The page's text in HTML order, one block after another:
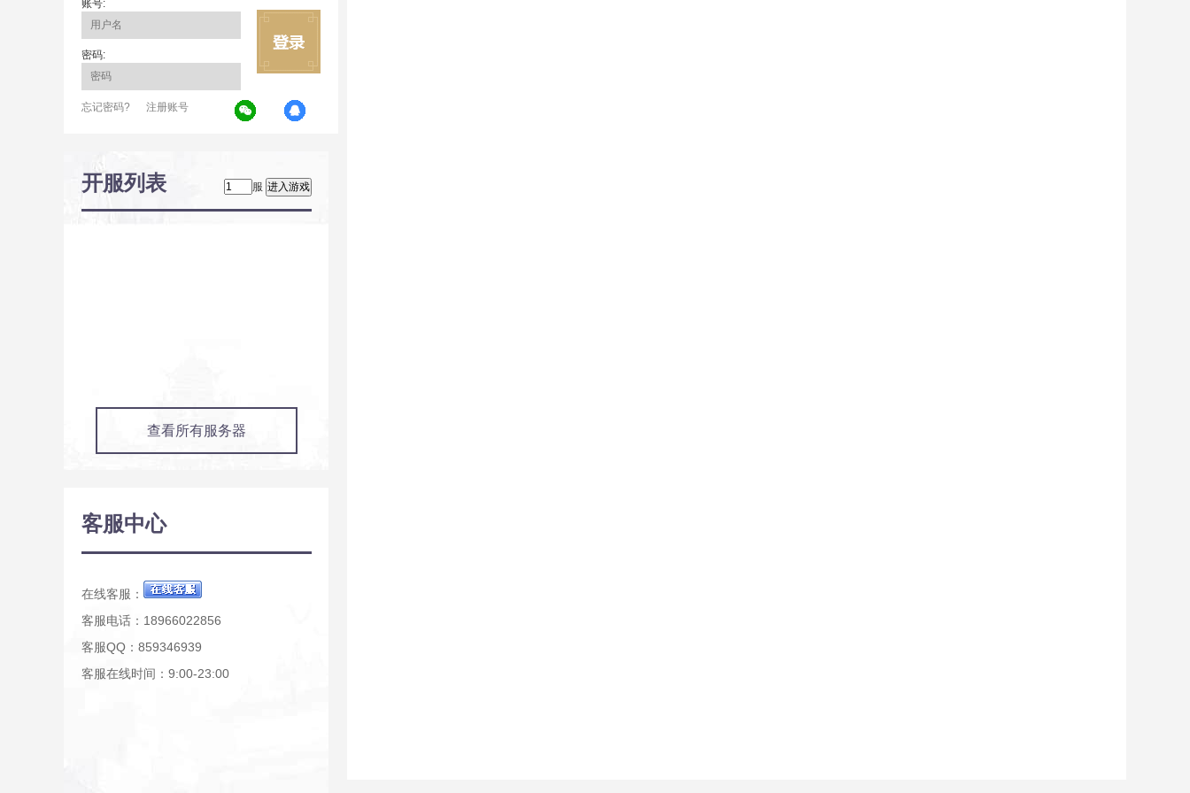
账号:
密码:
忘记密码? 注册账号
开服列表 服
查看所有服务器
客服中心
在线客服：
客服电话：18966022856
客服QQ：859346939
客服在线时间：9:00-23:00